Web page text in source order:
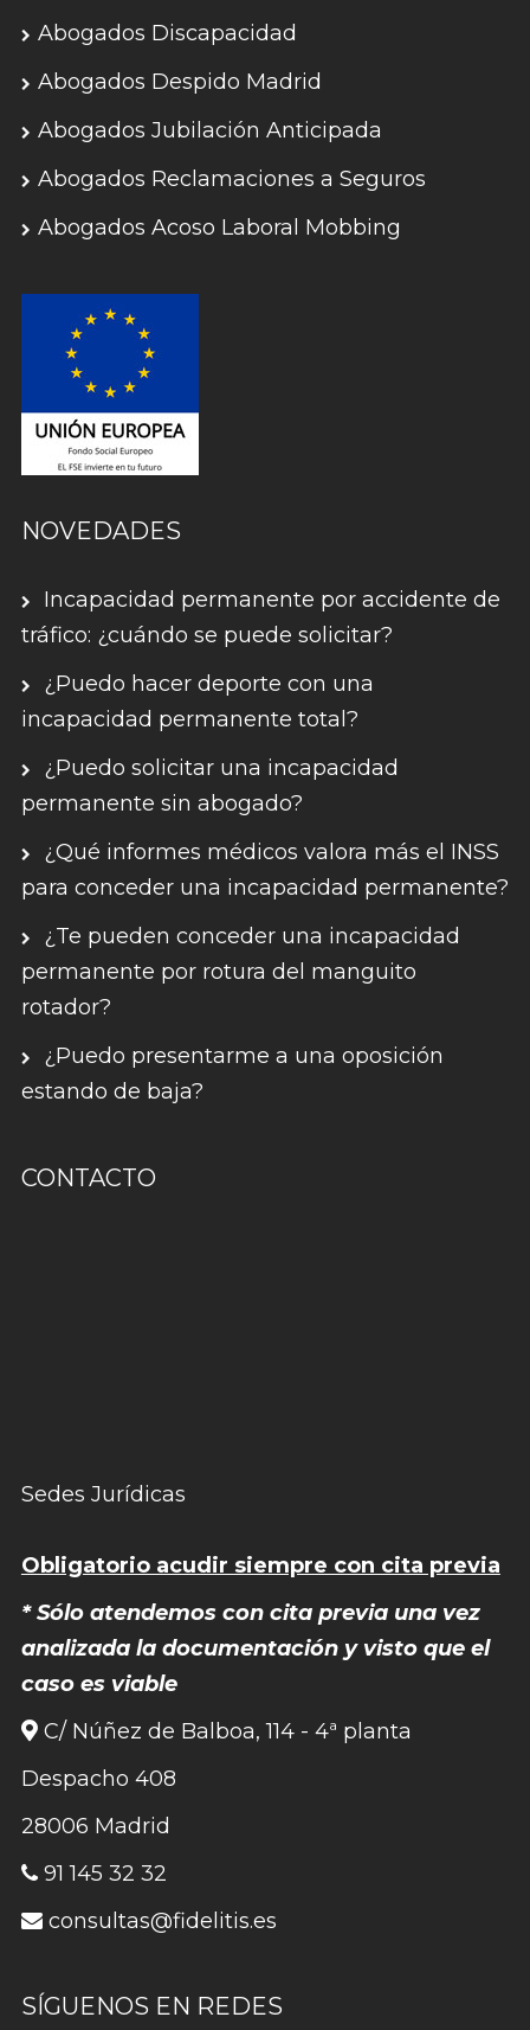
Abogados Discapacidad
Abogados Despido Madrid
Abogados Jubilación Anticipada
Abogados Reclamaciones a Seguros
Abogados Acoso Laboral Mobbing
NOVEDADES
Incapacidad permanente por accidente de
tráfico: ¿cuándo se puede solicitar?
¿Puedo hacer deporte con una
incapacidad permanente total?
¿Puedo solicitar una incapacidad
permanente sin abogado?
¿Qué informes médicos valora más el INSS
para conceder una incapacidad permanente?
¿Te pueden conceder una incapacidad
permanente por rotura del manguito
rotador?
¿Puedo presentarme a una oposición
estando de baja?
CONTACTO
Sedes Jurídicas
Obligatorio acudir siempre con cita previa
* Sólo atendemos con cita previa una vez
analizada la documentación y visto que el
caso es viable
C/ Núñez de Balboa, 114 - 4ª planta
Despacho 408
28006 Madrid
91 145 32 32
consultas@fidelitis.es
SÍGUENOS EN REDES